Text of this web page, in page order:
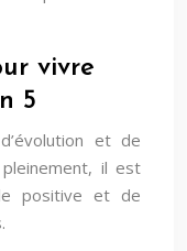
vivre
5
et de
il est
positive et de